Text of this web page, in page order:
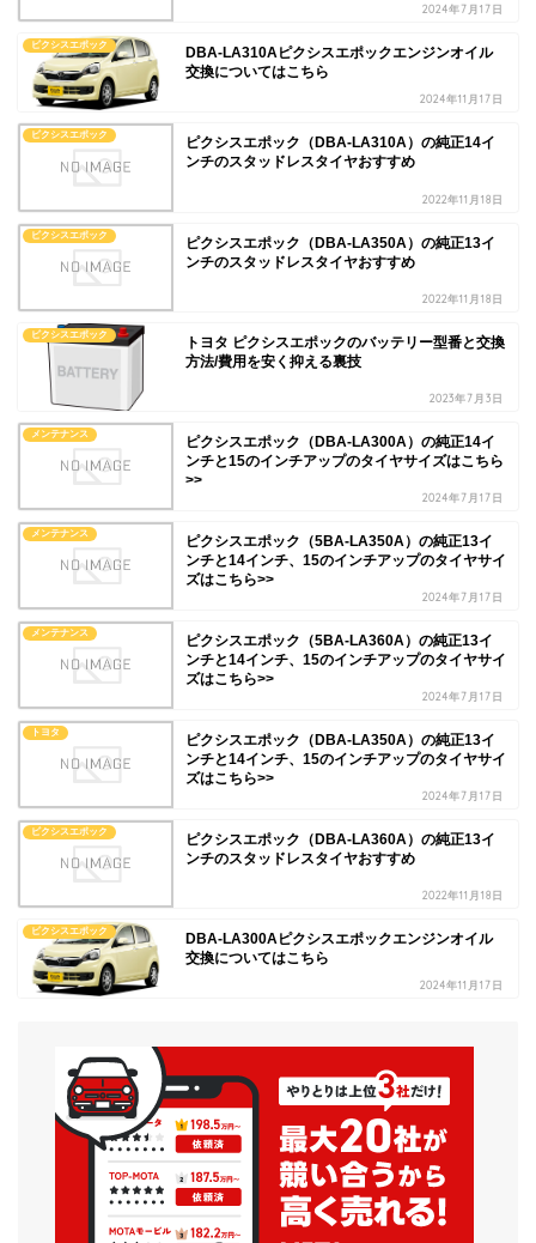
2024年7月17日
ピクシスエポック
DBA-LA310Aピクシスエポックエンジンオイル
交換についてはこちら
2024年11月17日
ピクシスエポック
ピクシスエポック（DBA-LA310A）の純正14イ
ンチのスタッドレスタイヤおすすめ
2022年11月18日
ピクシスエポック
ピクシスエポック（DBA-LA350A）の純正13イ
ンチのスタッドレスタイヤおすすめ
2022年11月18日
ピクシスエポック
トヨタ ピクシスエポックのバッテリー型番と交換
方法/費用を安く抑える裏技
2023年7月3日
メンテナンス
ピクシスエポック（DBA-LA300A）の純正14イ
ンチと15のインチアップのタイヤサイズはこちら
>>
2024年7月17日
メンテナンス
ピクシスエポック（5BA-LA350A）の純正13イ
ンチと14インチ、15のインチアップのタイヤサイ
ズはこちら>>
2024年7月17日
メンテナンス
ピクシスエポック（5BA-LA360A）の純正13イ
ンチと14インチ、15のインチアップのタイヤサイ
ズはこちら>>
2024年7月17日
トヨタ
ピクシスエポック（DBA-LA350A）の純正13イ
ンチと14インチ、15のインチアップのタイヤサイ
ズはこちら>>
2024年7月17日
ピクシスエポック
ピクシスエポック（DBA-LA360A）の純正13イ
ンチのスタッドレスタイヤおすすめ
2022年11月18日
ピクシスエポック
DBA-LA300Aピクシスエポックエンジンオイル
交換についてはこちら
2024年11月17日